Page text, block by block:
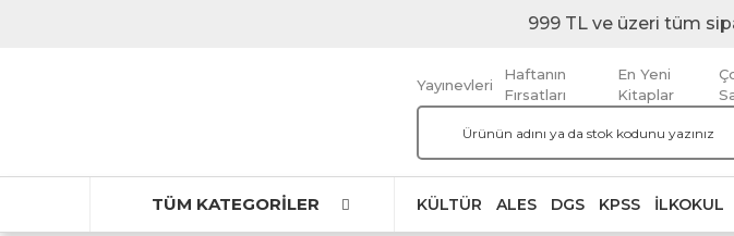
999 TL ve üzeri tüm
Yayınevleri
Haftanın
Fırsatları
En Yeni
Kitaplar
TÜM KATEGORİLER KÜLTÜR ALES DGS KPSS İLKOKUL